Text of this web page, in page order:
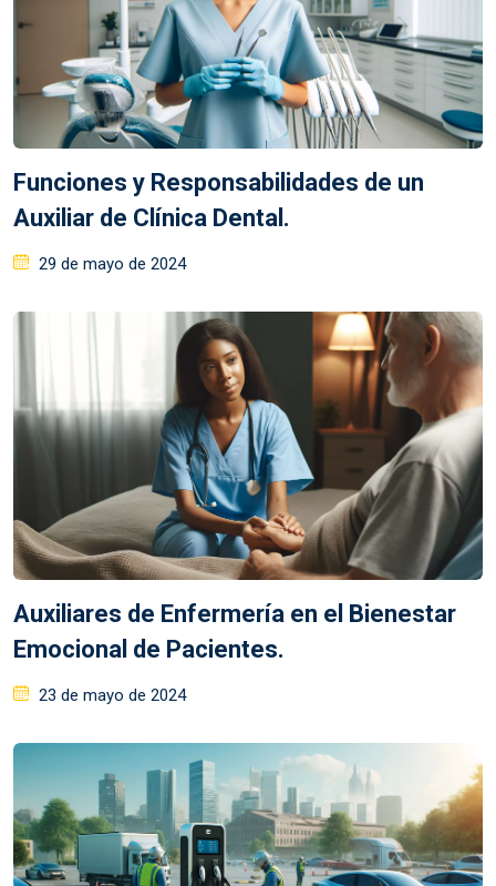
Funciones y Responsabilidades de un
Auxiliar de Clínica Dental.
29 de mayo de 2024
Auxiliares de Enfermería en el Bienestar
Emocional de Pacientes.
23 de mayo de 2024